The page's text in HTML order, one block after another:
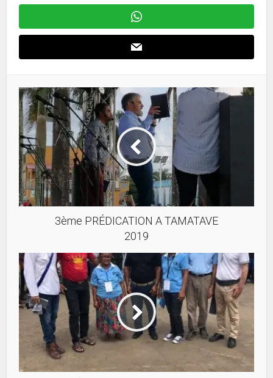
3ème PRÉDICATION A TAMATAVE
2019